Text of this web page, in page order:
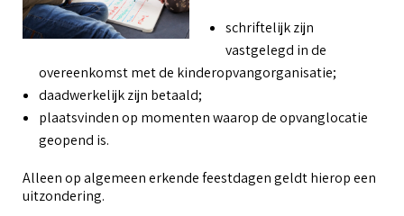
schriftelijk zijn
vastgelegd in de
overeenkomst met de kinderopvangorganisatie;
daadwerkelijk zijn betaald;
plaatsvinden op momenten waarop de opvanglocatie
geopend is.
Alleen op algemeen erkende feestdagen geldt hierop een
uitzondering.